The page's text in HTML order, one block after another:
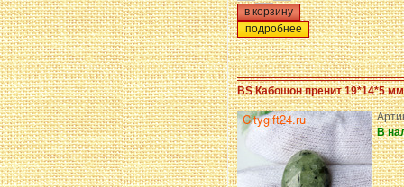
подробнее
BS Кабошон пренит 19*14*5
В